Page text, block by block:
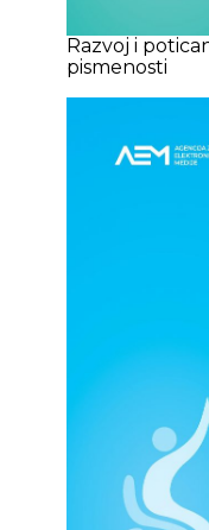
Razvoj i
pismenosti